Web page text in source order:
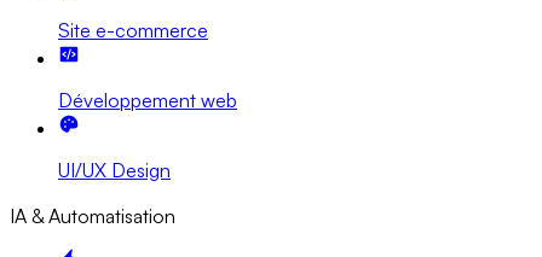
Site e-commerce
Développement web
UI/UX Design
IA & Automatisation